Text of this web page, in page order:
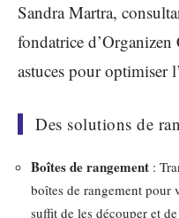
Sandra Martra,
fondatrice
astuces pour optimiser
Des solutions de
Boîtes de rangement :
boîtes de rangement pour
suffit de les découper et